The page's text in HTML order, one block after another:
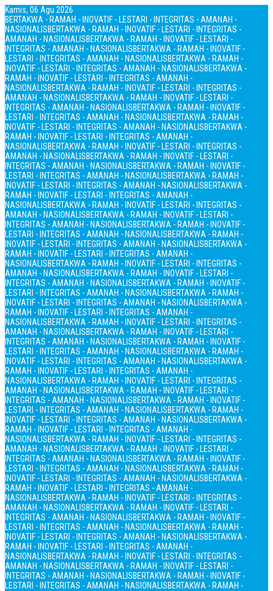
Kamis, 06 Agu 2026
BERTAKWA - RAMAH - INOVATIF - LESTARI - INTEGRITAS - AMANAH -
NASIONALISBERTAKWA - RAMAH - INOVATIF - LESTARI - INTEGRITAS -
AMANAH - NASIONALISBERTAKWA - RAMAH - INOVATIF - LESTARI -
INTEGRITAS - AMANAH - NASIONALISBERTAKWA - RAMAH - INOVATIF -
LESTARI - INTEGRITAS - AMANAH - NASIONALISBERTAKWA - RAMAH -
INOVATIF - LESTARI - INTEGRITAS - AMANAH - NASIONALISBERTAKWA -
RAMAH - INOVATIF - LESTARI - INTEGRITAS - AMANAH -
NASIONALISBERTAKWA - RAMAH - INOVATIF - LESTARI - INTEGRITAS -
AMANAH - NASIONALISBERTAKWA - RAMAH - INOVATIF - LESTARI -
INTEGRITAS - AMANAH - NASIONALISBERTAKWA - RAMAH - INOVATIF -
LESTARI - INTEGRITAS - AMANAH - NASIONALISBERTAKWA - RAMAH -
INOVATIF - LESTARI - INTEGRITAS - AMANAH - NASIONALISBERTAKWA -
RAMAH - INOVATIF - LESTARI - INTEGRITAS - AMANAH -
NASIONALISBERTAKWA - RAMAH - INOVATIF - LESTARI - INTEGRITAS -
AMANAH - NASIONALISBERTAKWA - RAMAH - INOVATIF - LESTARI -
INTEGRITAS - AMANAH - NASIONALISBERTAKWA - RAMAH - INOVATIF -
LESTARI - INTEGRITAS - AMANAH - NASIONALISBERTAKWA - RAMAH -
INOVATIF - LESTARI - INTEGRITAS - AMANAH - NASIONALISBERTAKWA -
RAMAH - INOVATIF - LESTARI - INTEGRITAS - AMANAH -
NASIONALISBERTAKWA - RAMAH - INOVATIF - LESTARI - INTEGRITAS -
AMANAH - NASIONALISBERTAKWA - RAMAH - INOVATIF - LESTARI -
INTEGRITAS - AMANAH - NASIONALISBERTAKWA - RAMAH - INOVATIF -
LESTARI - INTEGRITAS - AMANAH - NASIONALISBERTAKWA - RAMAH -
INOVATIF - LESTARI - INTEGRITAS - AMANAH - NASIONALISBERTAKWA -
RAMAH - INOVATIF - LESTARI - INTEGRITAS - AMANAH -
NASIONALISBERTAKWA - RAMAH - INOVATIF - LESTARI - INTEGRITAS -
AMANAH - NASIONALISBERTAKWA - RAMAH - INOVATIF - LESTARI -
INTEGRITAS - AMANAH - NASIONALISBERTAKWA - RAMAH - INOVATIF -
LESTARI - INTEGRITAS - AMANAH - NASIONALISBERTAKWA - RAMAH -
INOVATIF - LESTARI - INTEGRITAS - AMANAH - NASIONALISBERTAKWA -
RAMAH - INOVATIF - LESTARI - INTEGRITAS - AMANAH -
NASIONALISBERTAKWA - RAMAH - INOVATIF - LESTARI - INTEGRITAS -
AMANAH - NASIONALISBERTAKWA - RAMAH - INOVATIF - LESTARI -
INTEGRITAS - AMANAH - NASIONALISBERTAKWA - RAMAH - INOVATIF -
LESTARI - INTEGRITAS - AMANAH - NASIONALISBERTAKWA - RAMAH -
INOVATIF - LESTARI - INTEGRITAS - AMANAH - NASIONALISBERTAKWA -
RAMAH - INOVATIF - LESTARI - INTEGRITAS - AMANAH -
NASIONALISBERTAKWA - RAMAH - INOVATIF - LESTARI - INTEGRITAS -
AMANAH - NASIONALISBERTAKWA - RAMAH - INOVATIF - LESTARI -
INTEGRITAS - AMANAH - NASIONALISBERTAKWA - RAMAH - INOVATIF -
LESTARI - INTEGRITAS - AMANAH - NASIONALISBERTAKWA - RAMAH -
INOVATIF - LESTARI - INTEGRITAS - AMANAH - NASIONALISBERTAKWA -
RAMAH - INOVATIF - LESTARI - INTEGRITAS - AMANAH -
NASIONALISBERTAKWA - RAMAH - INOVATIF - LESTARI - INTEGRITAS -
AMANAH - NASIONALISBERTAKWA - RAMAH - INOVATIF - LESTARI -
INTEGRITAS - AMANAH - NASIONALISBERTAKWA - RAMAH - INOVATIF -
LESTARI - INTEGRITAS - AMANAH - NASIONALISBERTAKWA - RAMAH -
INOVATIF - LESTARI - INTEGRITAS - AMANAH - NASIONALISBERTAKWA -
RAMAH - INOVATIF - LESTARI - INTEGRITAS - AMANAH -
NASIONALISBERTAKWA - RAMAH - INOVATIF - LESTARI - INTEGRITAS -
AMANAH - NASIONALISBERTAKWA - RAMAH - INOVATIF - LESTARI -
INTEGRITAS - AMANAH - NASIONALISBERTAKWA - RAMAH - INOVATIF -
LESTARI - INTEGRITAS - AMANAH - NASIONALISBERTAKWA - RAMAH -
INOVATIF - LESTARI - INTEGRITAS - AMANAH - NASIONALISBERTAKWA -
RAMAH - INOVATIF - LESTARI - INTEGRITAS - AMANAH -
NASIONALISBERTAKWA - RAMAH - INOVATIF - LESTARI - INTEGRITAS -
AMANAH - NASIONALISBERTAKWA - RAMAH - INOVATIF - LESTARI -
INTEGRITAS - AMANAH - NASIONALISBERTAKWA - RAMAH - INOVATIF -
LESTARI - INTEGRITAS - AMANAH - NASIONALISBERTAKWA - RAMAH -